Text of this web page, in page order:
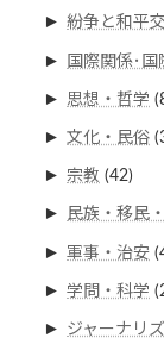
► 紛争と和平
► 国際関係･国
► 思想・哲学
► 文化・民俗
► 宗教 (42)
► 民族・移民
► 軍事・治安
► 学問・科学
► ジャーナリ